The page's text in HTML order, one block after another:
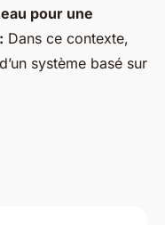
pour une
Dans ce contexte,
système basé sur